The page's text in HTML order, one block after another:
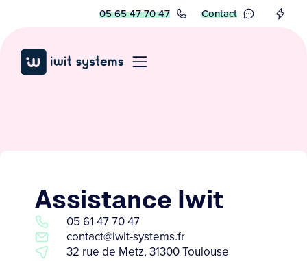
05 65 47 70 47 Contact
Assistance Iwit
05 61 47 70 47
contact@iwit-systems.fr
32 rue de Metz, 31300 Toulouse